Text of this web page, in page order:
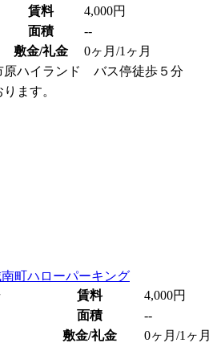
賃料
4,000円
面積
--
敷金/礼金
0ヶ月/1ヶ月
原ハイランド バス停徒歩５分
ます。
町ハローパーキング
賃料
4,000円
面積
--
敷金/礼金
0ヶ月/1ヶ月